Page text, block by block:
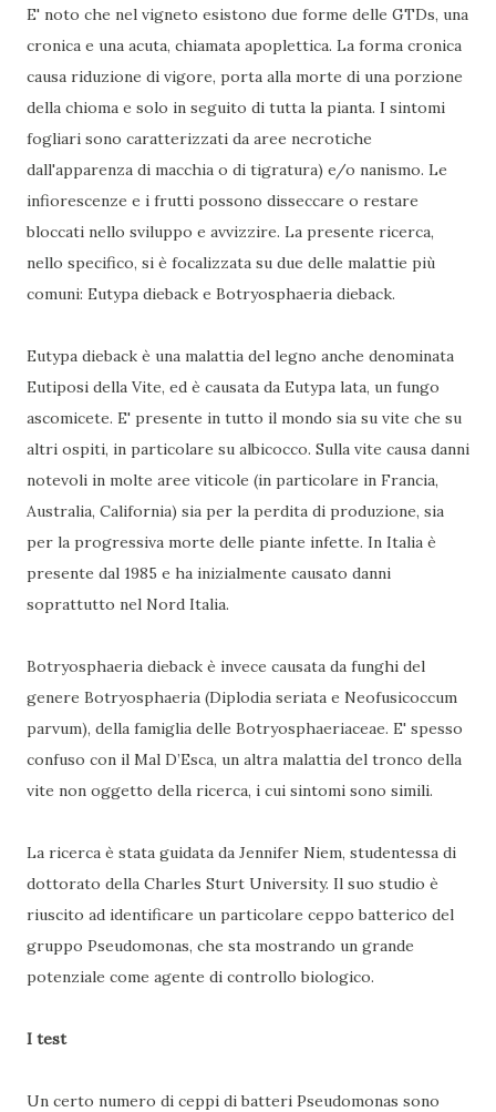
E' noto che nel vigneto esistono due forme delle GTDs, una
cronica e una acuta, chiamata apoplettica. La forma cronica
causa riduzione di vigore, porta alla morte di una porzione
della chioma e solo in seguito di tutta la pianta. I sintomi
fogliari sono caratterizzati da aree necrotiche
dall'apparenza di macchia o di tigratura) e/o nanismo. Le
infiorescenze e i frutti possono disseccare o restare
bloccati nello sviluppo e avvizzire. La presente ricerca,
nello specifico, si è focalizzata su due delle malattie più
comuni: Eutypa dieback e Botryosphaeria dieback.
Eutypa dieback è una malattia del legno anche denominata
Eutiposi della Vite, ed è causata da Eutypa lata, un fungo
ascomicete. E' presente in tutto il mondo sia su vite che su
altri ospiti, in particolare su albicocco. Sulla vite causa danni
notevoli in molte aree viticole (in particolare in Francia,
Australia, California) sia per la perdita di produzione, sia
per la progressiva morte delle piante infette. In Italia è
presente dal 1985 e ha inizialmente causato danni
soprattutto nel Nord Italia.
Botryosphaeria dieback è invece causata da funghi del
genere Botryosphaeria (Diplodia seriata e Neofusicoccum
parvum), della famiglia delle Botryosphaeriaceae. E' spesso
confuso con il Mal D’Esca, un altra malattia del tronco della
vite non oggetto della ricerca, i cui sintomi sono simili.
La ricerca è stata guidata da Jennifer Niem, studentessa di
dottorato della Charles Sturt University. Il suo studio è
riuscito ad identificare un particolare ceppo batterico del
gruppo Pseudomonas, che sta mostrando un grande
potenziale come agente di controllo biologico.
I test
Un certo numero di ceppi di batteri Pseudomonas sono